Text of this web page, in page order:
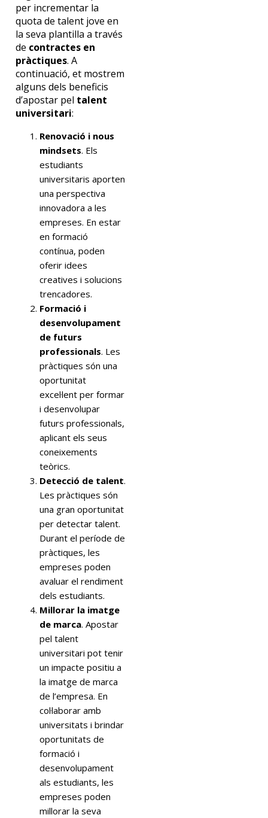
per incrementar la
quota de talent jove en
la seva plantilla a través
de contractes en
pràctiques. A
continuació, et mostrem
alguns dels beneficis
d’apostar pel talent
universitari:
Renovació i nous
mindsets. Els
estudiants
universitaris aporten
una perspectiva
innovadora a les
empreses. En estar
en formació
contínua, poden
oferir idees
creatives i solucions
trencadores.
Formació i
desenvolupament
de futurs
professionals. Les
pràctiques són una
oportunitat
excel·lent per formar
i desenvolupar
futurs professionals,
aplicant els seus
coneixements
teòrics.
Detecció de talent.
Les pràctiques són
una gran oportunitat
per detectar talent.
Durant el període de
pràctiques, les
empreses poden
avaluar el rendiment
dels estudiants.
Millorar la imatge
de marca. Apostar
pel talent
universitari pot tenir
un impacte positiu a
la imatge de marca
de l’empresa. En
col·laborar amb
universitats i brindar
oportunitats de
formació i
desenvolupament
als estudiants, les
empreses poden
millorar la seva